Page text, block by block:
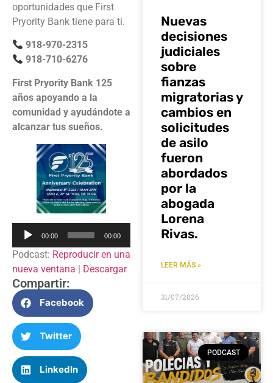
oportunidades que First
Pryority Bank tiene para ti.
918-970-2315
918-710-6276
First Pryority Bank 125
años apoyando a la
comunidad y ayudándote a
alcanzar tus sueños.
Reproductor
audio
00:00 00:00
Podcast: Reproducir en una
nueva ventana | Descargar
Compartir:
Facebook
Twitter
LinkedIn
Nuevas
decisiones
judiciales
sobre
fianzas
migratorias y
cambios en
solicitudes
de asilo
fueron
abordados
por la
abogada
Lorena
Rivas.
LEER MÁS »
31/07/2026
PODCAST